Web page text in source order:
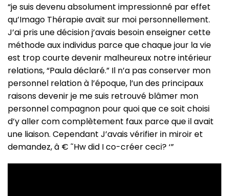
“je suis devenu absolument impressionné par effet
qu’Imago Thérapie avait sur moi personnellement.
J’ai pris une décision j’avais besoin enseigner cette
méthode aux individus parce que chaque jour la vie
est trop courte devenir malheureux notre intérieur
relations, “Paula déclaré.” Il n’a pas conserver mon
personnel relation à l’époque, l’un des principaux
raisons devenir je me suis retrouvé blâmer mon
personnel compagnon pour quoi que ce soit choisi
d’y aller com complètement faux parce que il avait
une liaison. Cependant J’avais vérifier in miroir et
demandez, â € ˜Hw did I co-créer ceci? ‘”